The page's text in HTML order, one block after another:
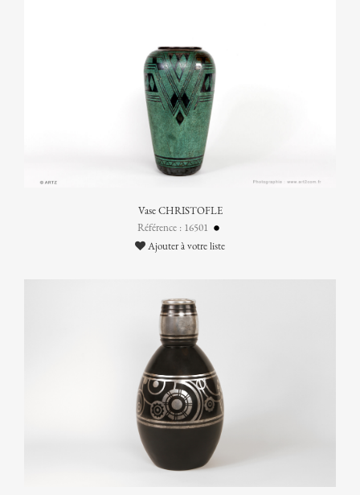
Vase CHRISTOFLE
Référence : 16501
Ajouter à votre liste